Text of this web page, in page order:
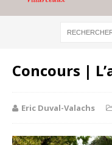
Concours |
Eric Duval-Valachs